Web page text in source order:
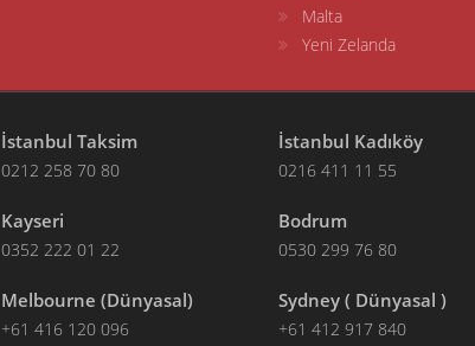
Malta
Yeni Zelanda
İstanbul Taksim
0212 258 70 80
İstanbul Kadıköy
0216 411 11 55
Kayseri
0352 222 01 22
Bodrum
0530 299 76 80
Melbourne (Dünyasal)
+61 416 120 096
Sydney ( Dünyasal )
+61 412 917 840